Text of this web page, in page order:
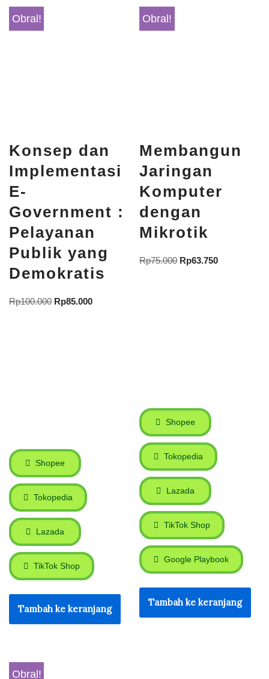
Obral!
Konsep dan
Implementasi
E-
Government :
Pelayanan
Publik yang
Demokratis
Rp100.000 Rp85.000
Shopee
Tokopedia
Lazada
TikTok Shop
Tambah ke keranjang
Obral!
Membangun
Jaringan
Komputer
dengan
Mikrotik
Rp75.000 Rp63.750
Shopee
Tokopedia
Lazada
TikTok Shop
Google Playbook
Tambah ke keranjang
Obral!